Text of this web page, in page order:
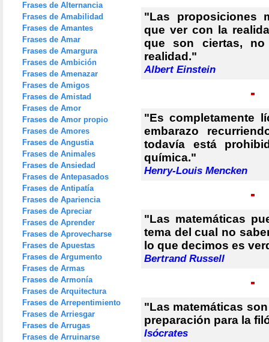
Frases de Alternancia
Frases de Amabilidad
Frases de Amantes
Frases de Amar
Frases de Amargura
Frases de Ambición
Frases de Amenazar
Frases de Amigos
Frases de Amistad
Frases de Amor
Frases de Amor propio
Frases de Amores
Frases de Angustia
Frases de Animales
Frases de Ansiedad
Frases de Antepasados
Frases de Antipatía
Frases de Apariencia
Frases de Apreciar
Frases de Aprender
Frases de Aprovecharse
Frases de Apuestas
Frases de Argumento
Frases de Armas
Frases de Armonía
Frases de Arquitectura
Frases de Arrepentimiento
Frases de Arriesgar
Frases de Arrugas
Frases de Arruinarse
"Las proposiciones
que ver con la
que son ciertas,
realidad."
Albert Einstein
"Es completamente
embarazo
todavía está
química."
Henry-Louis Mencken
"Las matemáticas
tema del cual no
lo que decimos es
Bertrand Russell
"Las matemáticas
preparación para la
Isócrates